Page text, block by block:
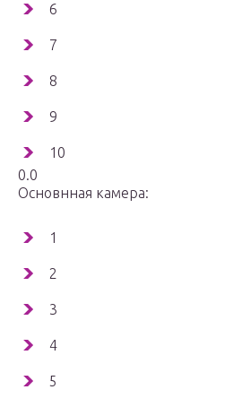
6
7
8
9
10
0.0
Основнная камера:
1
2
3
4
5